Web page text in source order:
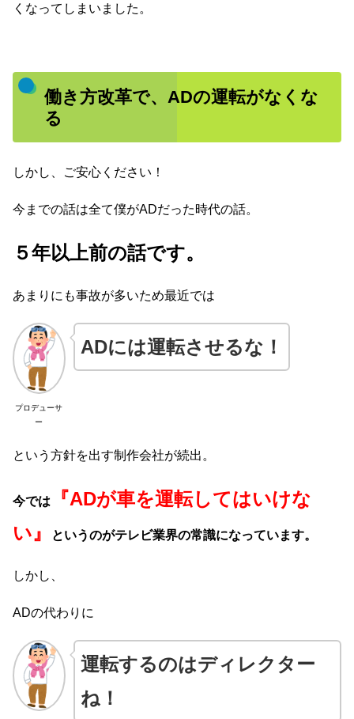
くなってしまいました。
働き方改革で、ADの運転がなくな
る
しかし、ご安心ください！
今までの話は全て僕がADだった時代の話。
５年以上前の話です。
あまりにも事故が多いため最近では
プロデューサ
ー
ADには運転させるな！
という方針を出す制作会社が続出。
今では
『ADが車を運転してはいけな
い』
というのがテレビ業界の常識になっています。
しかし、
ADの代わりに
運転するのはディレクター
ね！